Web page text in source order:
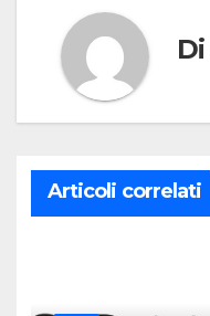
Di
Articoli correlati